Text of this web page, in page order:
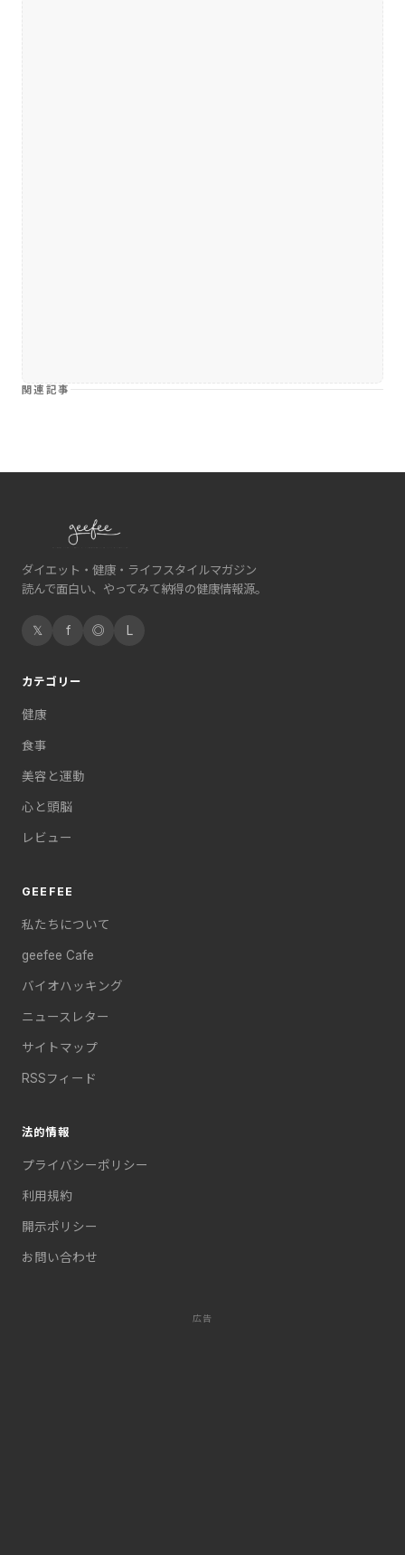
関連記事
ダイエット・健康・ライフスタイルマガジン
読んで面白い、やってみて納得の健康情報源。
𝕏 f ◎ L
カテゴリー
健康
食事
美容と運動
心と頭脳
レビュー
GEEFEE
私たちについて
geefee Cafe
バイオハッキング
ニュースレター
サイトマップ
RSSフィード
法的情報
プライバシーポリシー
利用規約
開示ポリシー
お問い合わせ
広告